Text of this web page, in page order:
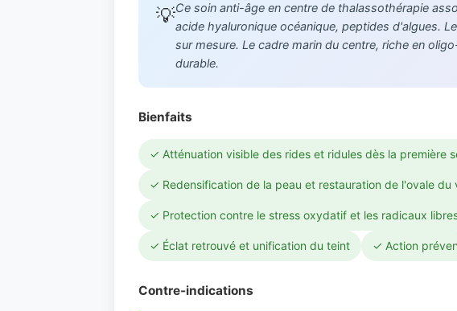
💡Ce soin anti-âge en centre de thalassothérapie
acide hyaluronique océanique, peptides d'algues.
sur mesure. Le cadre marin du centre, riche en
durable.
Bienfaits
✓ Atténuation visible des rides et ridules dès la première
✓ Redensification de la peau et restauration de l'ovale du
✓ Protection contre le stress oxydatif et les radicaux
✓ Éclat retrouvé et unification du teint ✓ Action
Contre-indications